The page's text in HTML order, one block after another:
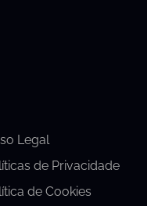
Legal
de Privacidade
de Cookies